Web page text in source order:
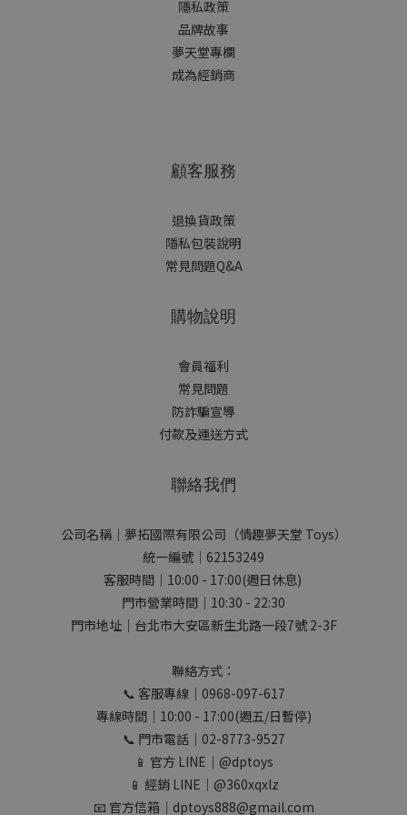
隱私政策
品牌故事
夢天堂專欄
成為經銷商
顧客服務
退換貨政策
隱私包裝說明
常見問題Q&A
購物說明
會員福利
常見問題
防詐騙宣導
付款及運送方式
聯絡我們
公司名稱｜夢拓國際有限公司（情趣夢天堂 Toys）
統一編號｜62153249
客服時間｜10:00 - 17:00(週日休息)
門市營業時間｜10:30 - 22:30
門市地址｜台北市大安區新生北路一段7號 2-3F
聯絡方式：
📞 客服專線｜0968-097-617
專線時間｜10:00 - 17:00(週五/日暫停)
📞 門市電話｜02-8773-9527
📱 官方 LINE｜@dptoys
📱 經銷 LINE｜@360xqxlz
📧 官方信箱｜dptoys888@gmail.com